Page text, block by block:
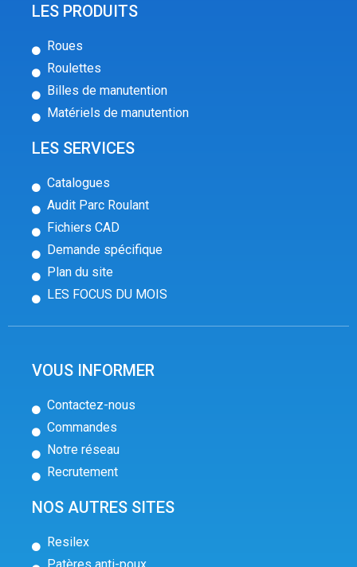
LES PRODUITS
Roues
Roulettes
Billes de manutention
Matériels de manutention
LES SERVICES
Catalogues
Audit Parc Roulant
Fichiers CAD
Demande spécifique
Plan du site
LES FOCUS DU MOIS
VOUS INFORMER
Contactez-nous
Commandes
Notre réseau
Recrutement
NOS AUTRES SITES
Resilex